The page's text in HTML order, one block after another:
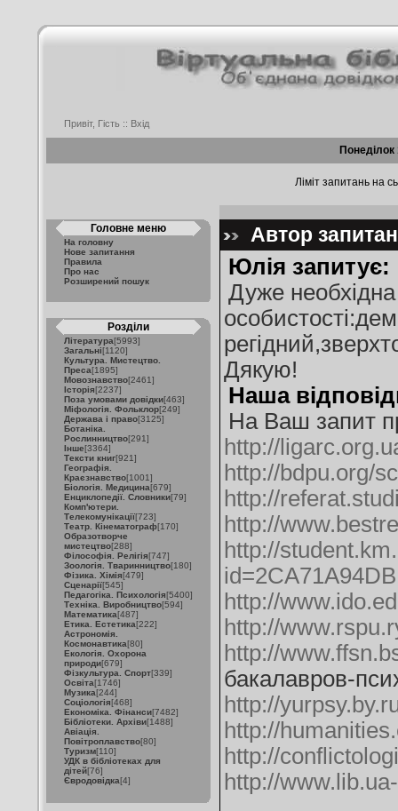
Привіт, Гість :: Вхід
Ліміт запитань на
Головне меню
На головну
Нове запитання
Правила
Про нас
Розширений пошук
Розділи
Література[5993]
Загальні[1120]
Культура. Мистецтво.
Преса[1895]
Мовознавство[2461]
Історія[2237]
Поза умовами довідки[463]
Міфологія. Фольклор[249]
Держава і право[3125]
Ботаніка.
Рослинництво[291]
Інше[3364]
Тексти книг[921]
Географія.
Краєзнавство[1001]
Біологія. Медицина[679]
Енциклопедії. Словники[79]
Комп'ютери.
Телекомунікації[723]
Театр. Кінематограф[170]
Образотворче
мистецтво[288]
Філософія. Релігія[747]
Зоологія. Тваринництво[180]
Фізика. Хімія[479]
Сценарії[545]
Педагогіка. Психологія[5400]
Техніка. Виробництво[594]
Математика[487]
Етика. Естетика[222]
Астрономія.
Космонавтика[80]
Екологія. Охорона
природи[679]
Фізкультура. Спорт[339]
Освіта[1746]
Музика[244]
Соціологія[468]
Економіка. Фінанси[7482]
Бібліотеки. Архіви[1488]
Авіація.
Повітроплавство[80]
Туризм[110]
УДК в бібліотеках для
дітей[76]
Євродовідка[4]
Автор
Юлія запитує:
Дуже
Дякую!
Наша
На Ваш запит
http://
http://bdpu.org/
http://
http://
http://
http://
http://
http://
бакалавров-
http://
http://
http://
http://